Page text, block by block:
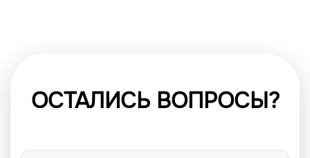
ОСТАЛИСЬ ВОПРОСЫ?